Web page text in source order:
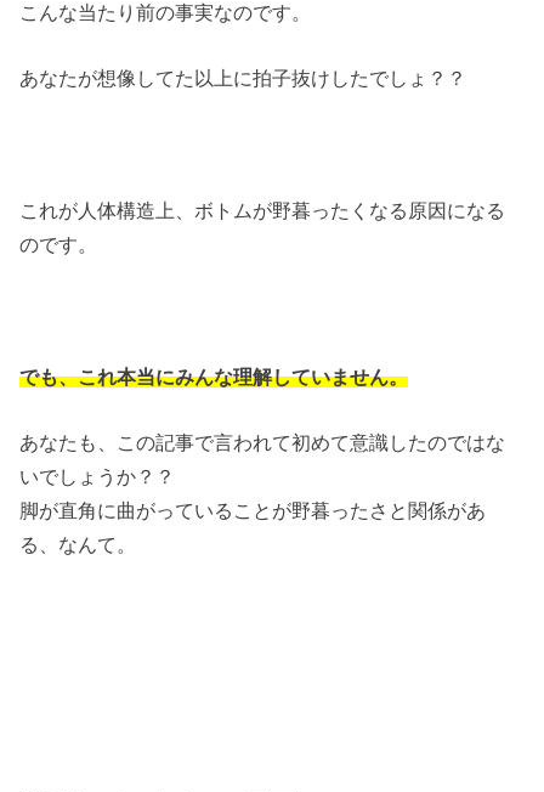
こんな当たり前の事実なのです。
あなたが想像してた以上に拍子抜けしたでしょ？？
これが人体構造上、ボトムが野暮ったくなる原因になる
のです。
でも、これ本当にみんな理解していません。
あなたも、この記事で言われて初めて意識したのではな
いでしょうか？？
脚が直角に曲がっていることが野暮ったさと関係があ
る、なんて。